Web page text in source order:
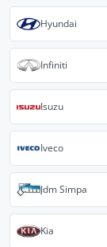
Hyundai
Infiniti
Isuzu
Iveco
Jdm Simpa
Kia